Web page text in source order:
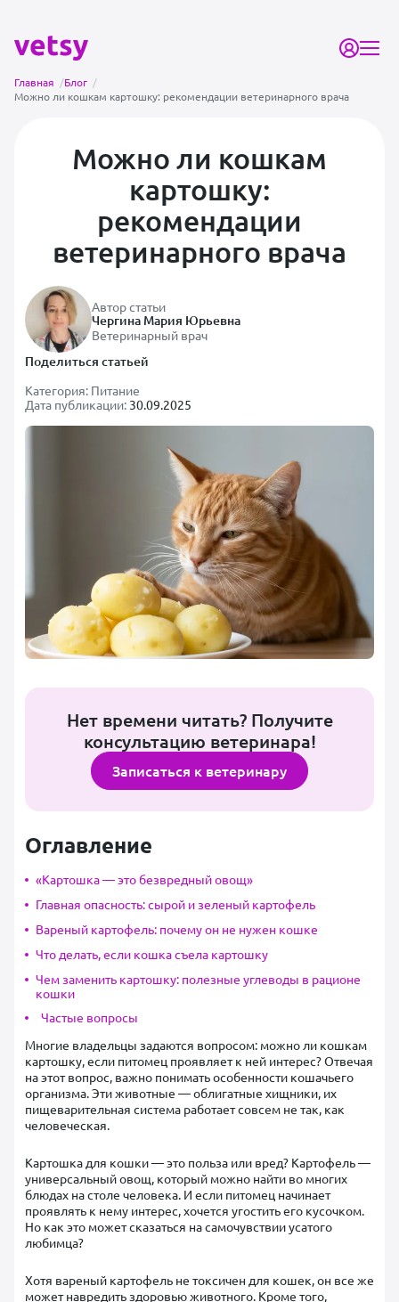
Главная /Блог /
Можно ли кошкам картошку: рекомендации ветеринарного врача
Можно ли кошкам
картошку:
рекомендации
ветеринарного врача
Автор статьи
Чергина Мария Юрьевна
Ветеринарный врач
Поделиться статьей
Категория: Питание
Дата публикации: 30.09.2025
Нет времени читать? Получите
консультацию ветеринара!
Записаться к ветеринару
Оглавление
«Картошка — это безвредный овощ»
Главная опасность: сырой и зеленый картофель
Вареный картофель: почему он не нужен кошке
Что делать, если кошка съела картошку
Чем заменить картошку: полезные углеводы в рационе
кошки
Частые вопросы
Многие владельцы задаются вопросом: можно ли кошкам
картошку, если питомец проявляет к ней интерес? Отвечая
на этот вопрос, важно понимать особенности кошачьего
организма. Эти животные — облигатные хищники, их
пищеварительная система работает совсем не так, как
человеческая.
Картошка для кошки — это польза или вред? Картофель —
универсальный овощ, который можно найти во многих
блюдах на столе человека. И если питомец начинает
проявлять к нему интерес, хочется угостить его кусочком.
Но как это может сказаться на самочувствии усатого
любимца?
Хотя вареный картофель не токсичен для кошек, он все же
может навредить здоровью животного. Кроме того,